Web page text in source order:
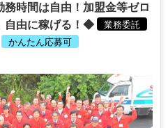
時間は自由！加盟金等ゼロ
自由に稼げる！◆
業務委託
かんたん応募可